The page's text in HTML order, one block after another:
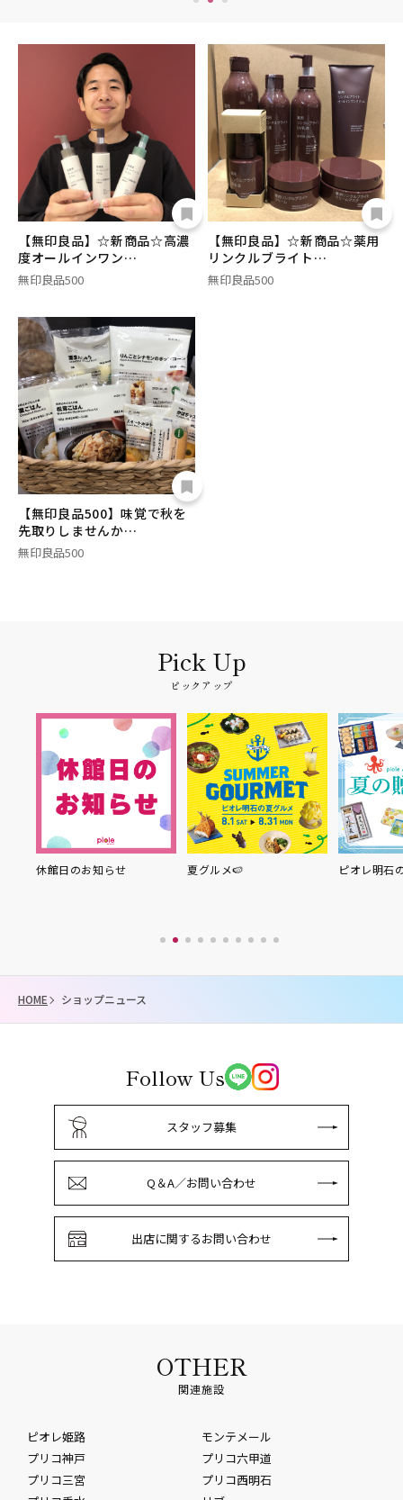
【無印良品】☆新商品☆高濃
度オールインワン…
無印良品500
【無印良品】☆新商品☆薬用
リンクルブライト…
無印良品500
【無印良品500】味覚で秋を
先取りしませんか…
無印良品500
ピックアップ
知らせ 夏グルメ🍉 ピオレ明石の夏の贈り物
HOME ショップニュース
Follow Us
スタッフ募集
Q＆A／お問い合わせ
出店に関するお問い合わせ
OTHER
関連施設
ピオレ姫路
モンテメール
プリコ神戸
プリコ六甲道
プリコ三宮
プリコ西明石